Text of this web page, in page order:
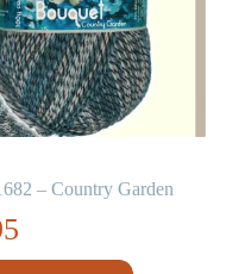
– Country Garden